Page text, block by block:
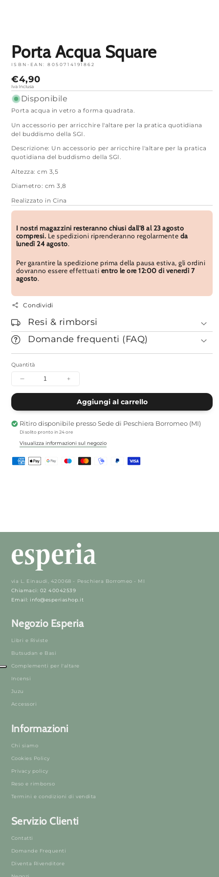
Porta Acqua Square
ISBN-EAN: 8050714191862
Prezzo
normale
€4,90
Iva Inclusa
Disponibile
Porta acqua in vetro a forma quadrata.
Un accessorio per arricchire l'altare per la pratica quotidiana
del buddismo della SGI.
Descrizione: Un accessorio per arricchire l'altare per la pratica
quotidiana del buddismo della SGI.
Altezza: cm 3,5
Diametro: cm 3,8
Realizzato in Cina
I nostri magazzini resteranno chiusi dall'8 al 23 agosto
compresi. Le spedizioni riprenderanno regolarmente da
lunedì 24 agosto.
Per garantire la spedizione prima della pausa estiva, gli ordini
dovranno essere effettuati entro le ore 12:00 di venerdì 7
agosto.
Condividi
Resi & rimborsi
Domande frequenti (FAQ)
Quantità
Diminuisci
quantità
Porta
Square
Aumenta
quantità
per
Porta
Square
Aggiungi al carrello
Ritiro disponibile presso Sede di Peschiera Borromeo (MI)
Di solito pronto in 24 ore
Visualizza informazioni sul negozio
via L. Einaudi, 420068 - Peschiera Borromeo - MI
Chiamaci: 02 40042539
Email: info@esperiashop.it
Negozio Esperia
Libri e Riviste
Butsudan e Basi
Complementi per l'altare
Incensi
Juzu
Accessori
Informazioni
Chi siamo
Cookies Policy
Privacy policy
Reso e rimborso
Termini e condizioni di vendita
Servizio Clienti
Contatti
Domande Frequenti
Diventa Rivenditore